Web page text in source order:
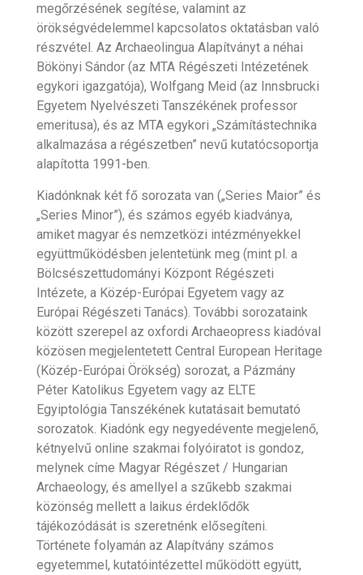
megőrzésének segítése, valamint az
örökségvédelemmel kapcsolatos oktatásban való
részvétel. Az Archaeolingua Alapítványt a néhai
Bökönyi Sándor (az MTA Régészeti Intézetének
egykori igazgatója), Wolfgang Meid (az Innsbrucki
Egyetem Nyelvészeti Tanszékének professor
emeritusa), és az MTA egykori „Számítástechnika
alkalmazása a régészetben” nevű kutatócsoportja
alapította 1991-ben.
Kiadónknak két fő sorozata van („Series Maior” és
„Series Minor”), és számos egyéb kiadványa,
amiket magyar és nemzetközi intézményekkel
együttműködésben jelentetünk meg (mint pl. a
Bölcsészettudományi Központ Régészeti
Intézete, a Közép-Európai Egyetem vagy az
Európai Régészeti Tanács). További sorozataink
között szerepel az oxfordi Archaeopress kiadóval
közösen megjelentetett Central European Heritage
(Közép-Európai Örökség) sorozat, a Pázmány
Péter Katolikus Egyetem vagy az ELTE
Egyiptológia Tanszékének kutatásait bemutató
sorozatok. Kiadónk egy negyedévente megjelenő,
kétnyelvű online szakmai folyóiratot is gondoz,
melynek címe Magyar Régészet / Hungarian
Archaeology, és amellyel a szűkebb szakmai
közönség mellett a laikus érdeklődők
tájékozódását is szeretnénk elősegíteni.
Története folyamán az Alapítvány számos
egyetemmel, kutatóintézettel működött együtt,